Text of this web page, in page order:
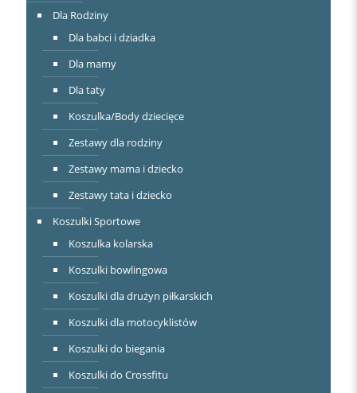
Dla Rodziny
Dla babci i dziadka
Dla mamy
Dla taty
Koszulka/Body dziecięce
Zestawy dla rodziny
Zestawy mama i dziecko
Zestawy tata i dziecko
Koszulki Sportowe
Koszulka kolarska
Koszulki bowlingowa
Koszulki dla drużyn piłkarskich
Koszulki dla motocyklistów
Koszulki do biegania
Koszulki do Crossfitu